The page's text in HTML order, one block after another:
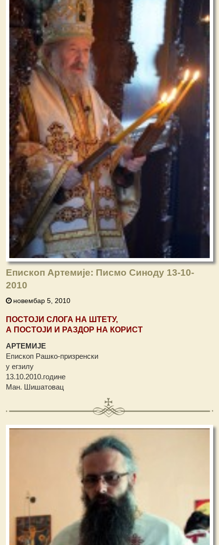
Епископ Артемије: Писмо Синоду 13-10-
2010
новембар 5, 2010
ПОСТОЈИ СЛОГА НА ШТЕТУ,
А ПОСТОЈИ И РАЗДОР НА КОРИСТ
АРТЕМИЈЕ
Епископ Рашко-призренски
у егзилу
13.10.2010.године
Ман. Шишатовац